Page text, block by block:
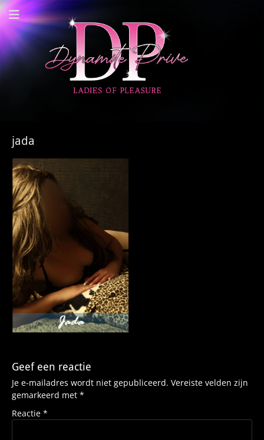
Dynamite Prive -
Privehuis Nieuwegein
jada
Geef een reactie
Je e-mailadres wordt niet gepubliceerd. Vereiste velden zijn
gemarkeerd met *
Reactie *